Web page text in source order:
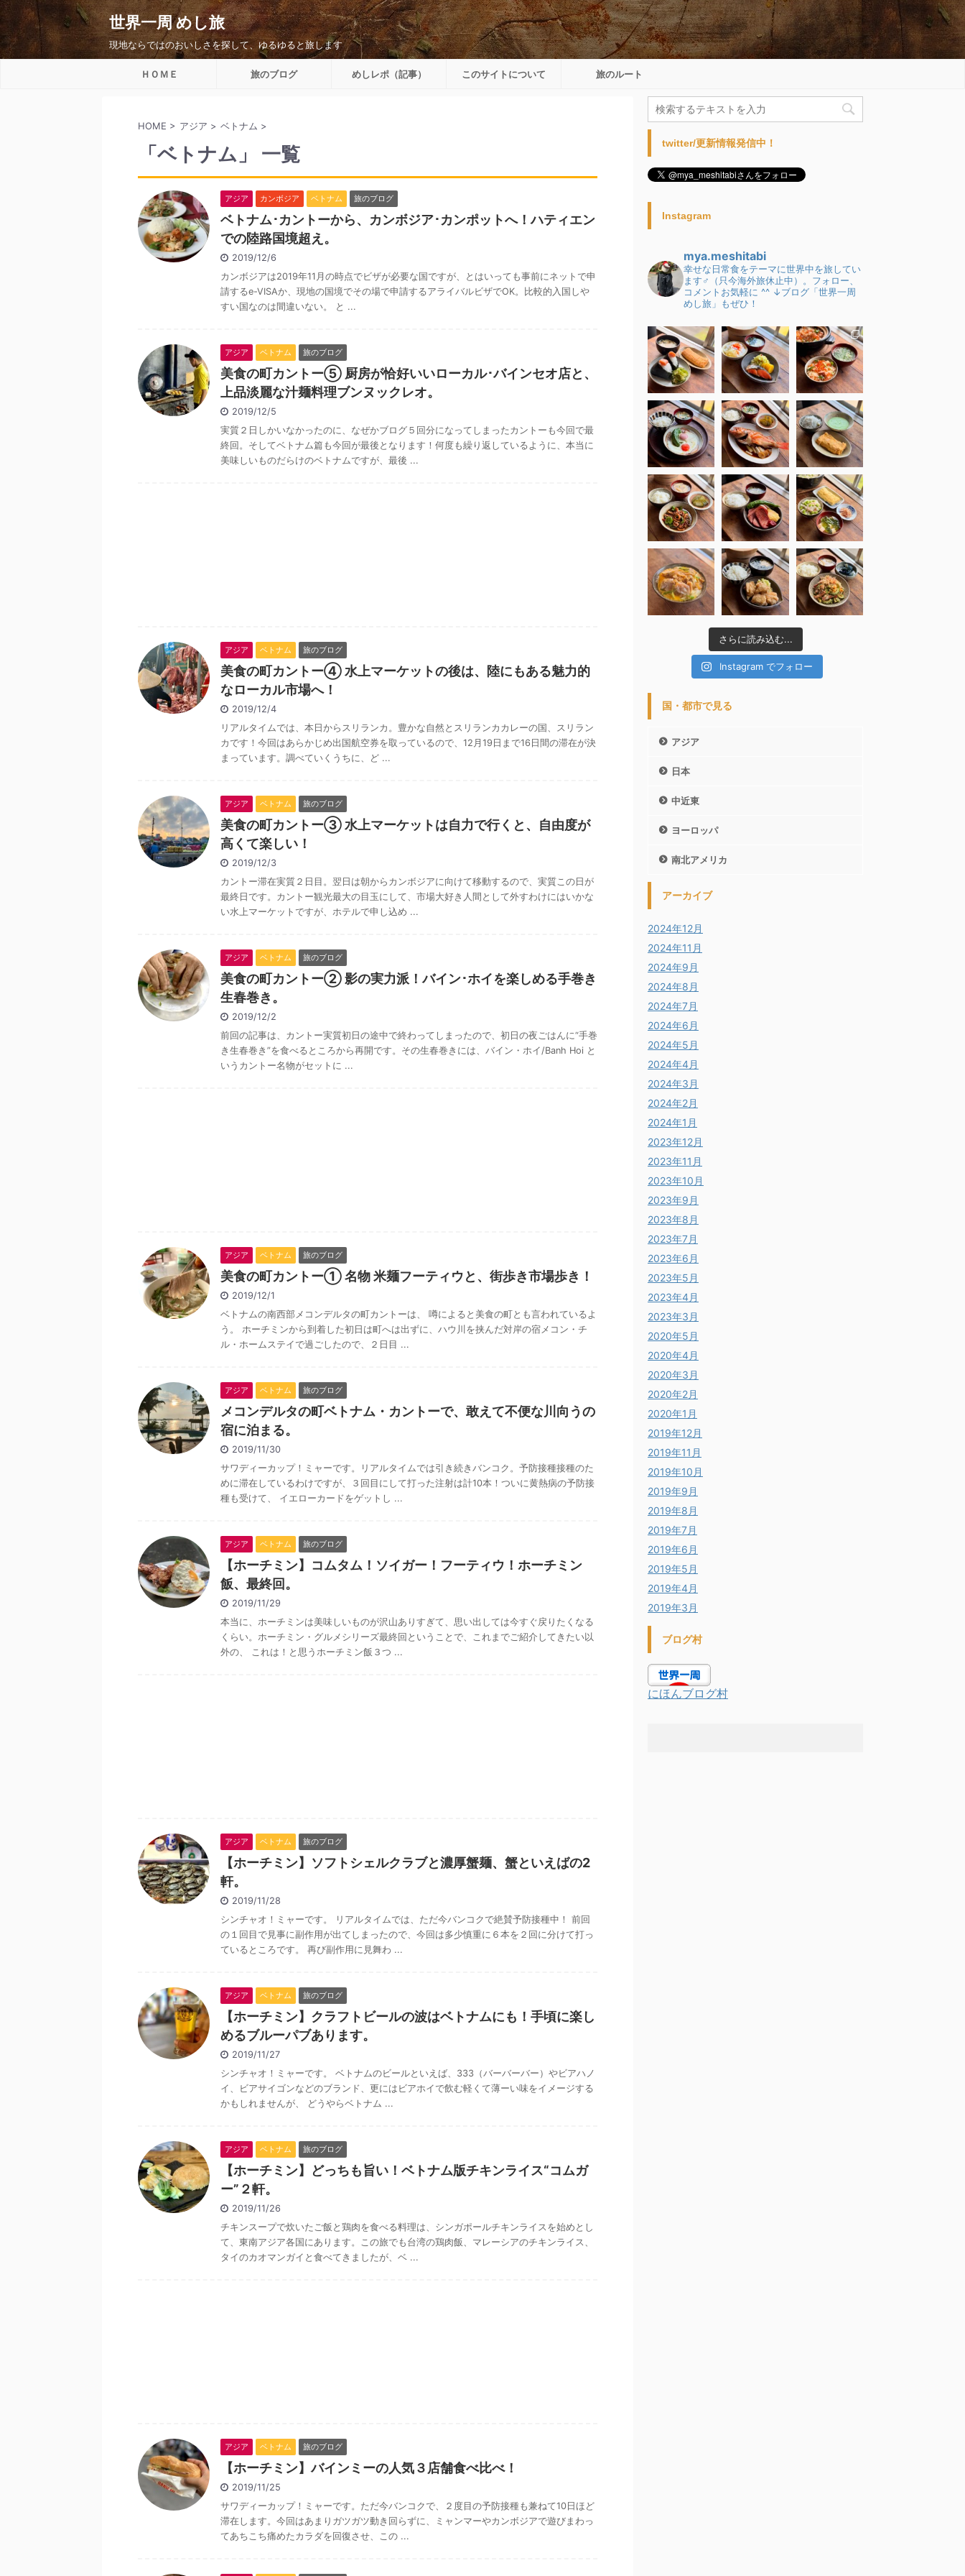
世界一周 めし旅
現地ならではのおいしさを探して、ゆるゆると旅します
ＨＯＭＥ 旅のブログ めしレポ（記事） このサイトについて 旅のルート
HOME > アジア > ベトナム >
「ベトナム」 一覧
アジア カンボジア ベトナム 旅のブログ
ベトナム･カントーから、カンボジア･カンポットへ！ハティエン
での陸路国境超え。
2019/12/6
カンボジアは2019年11月の時点でビザが必要な国ですが、とはいっても事前にネットで申
請するe-VISAか、現地の国境でその場で申請するアライバルビザでOK。比較的入国しや
すい国なのは間違いない。 と ...
アジア ベトナム 旅のブログ
美食の町カントー⑤ 厨房が恰好いいローカル･バインセオ店と、
上品淡麗な汁麺料理ブンヌックレオ。
2019/12/5
実質２日しかいなかったのに、なぜかブログ５回分になってしまったカントーも今回で最
終回。そしてベトナム篇も今回が最後となります！何度も繰り返しているように、本当に
美味しいものだらけのベトナムですが、最後 ...
アジア ベトナム 旅のブログ
美食の町カントー④ 水上マーケットの後は、陸にもある魅力的
なローカル市場へ！
2019/12/4
リアルタイムでは、本日からスリランカ。豊かな自然とスリランカカレーの国、スリラン
カです！今回はあらかじめ出国航空券を取っているので、12月19日まで16日間の滞在が決
まっています。調べていくうちに、ど ...
アジア ベトナム 旅のブログ
美食の町カントー③ 水上マーケットは自力で行くと、自由度が
高くて楽しい！
2019/12/3
カントー滞在実質２日目。翌日は朝からカンボジアに向けて移動するので、実質この日が
最終日です。カントー観光最大の目玉にして、市場大好き人間として外すわけにはいかな
い水上マーケットですが、ホテルで申し込め ...
アジア ベトナム 旅のブログ
美食の町カントー② 影の実力派！バイン･ホイを楽しめる手巻き
生春巻き。
2019/12/2
前回の記事は、カントー実質初日の途中で終わってしまったので、初日の夜ごはんに“手巻
き生春巻き”を食べるところから再開です。その生春巻きには、バイン・ホイ/Banh Hoi と
いうカントー名物がセットに ...
アジア ベトナム 旅のブログ
美食の町カントー① 名物 米麺フーティウと、街歩き市場歩き！
2019/12/1
ベトナムの南西部メコンデルタの町カントーは、 噂によると美食の町とも言われているよ
う。 ホーチミンから到着した初日は町へは出ずに、ハウ川を挟んだ対岸の宿メコン・チ
ル・ホームステイで過ごしたので、２日目 ...
アジア ベトナム 旅のブログ
メコンデルタの町ベトナム・カントーで、敢えて不便な川向うの
宿に泊まる。
2019/11/30
サワディーカップ！ミャーです。リアルタイムでは引き続きバンコク。予防接種接種のた
めに滞在しているわけですが、３回目にして打った注射は計10本！ついに黄熱病の予防接
種も受けて、 イエローカードをゲットし ...
アジア ベトナム 旅のブログ
【ホーチミン】コムタム！ソイガー！フーティウ！ホーチミン
飯、最終回。
2019/11/29
本当に、ホーチミンは美味しいものが沢山ありすぎて、思い出しては今すぐ戻りたくなる
くらい。ホーチミン・グルメシリーズ最終回ということで、これまでご紹介してきたい以
外の、 これは！と思うホーチミン飯３つ ...
アジア ベトナム 旅のブログ
【ホーチミン】ソフトシェルクラブと濃厚蟹麺、蟹といえばの2
軒。
2019/11/28
シンチャオ！ミャーです。 リアルタイムでは、ただ今バンコクで絶賛予防接種中！ 前回
の１回目で見事に副作用が出てしまったので、今回は多少慎重に６本を２回に分けて打っ
ているところです。 再び副作用に見舞わ ...
アジア ベトナム 旅のブログ
【ホーチミン】クラフトビールの波はベトナムにも！手頃に楽し
めるブルーパブあります。
2019/11/27
シンチャオ！ミャーです。 ベトナムのビールといえば、333（バーバーバー）やビアハノ
イ、ビアサイゴンなどのブランド、更にはビアホイで飲む軽くて薄ーい味をイメージする
かもしれませんが、 どうやらベトナム ...
アジア ベトナム 旅のブログ
【ホーチミン】どっちも旨い！ベトナム版チキンライス“コムガ
ー”２軒。
2019/11/26
チキンスープで炊いたご飯と鶏肉を食べる料理は、シンガポールチキンライスを始めとし
て、東南アジア各国にあります。この旅でも台湾の鶏肉飯、マレーシアのチキンライス、
タイのカオマンガイと食べてきましたが、ベ ...
アジア ベトナム 旅のブログ
【ホーチミン】バインミーの人気３店舗食べ比べ！
2019/11/25
サワディーカップ！ミャーです。ただ今バンコクで、２度目の予防接種も兼ねて10日ほど
滞在します。今回はあまりガツガツ動き回らずに、ミャンマーやカンボジアで遊びまわっ
てあちこち痛めたカラダを回復させ、この ...
twitter/更新情報発信中！
Instagram
mya.meshitabi
幸せな日常食をテーマに世界中を旅してい
ます♂（只今海外旅休止中）。フォロー、
コメントお気軽に ^^ ↓ブログ「世界一周
めし旅」もぜひ！
さらに読み込む...
Instagram でフォロー
国・都市で見る
アジア
日本
中近東
ヨーロッパ
南北アメリカ
アーカイブ
2024年12月
2024年11月
2024年9月
2024年8月
2024年7月
2024年6月
2024年5月
2024年4月
2024年3月
2024年2月
2024年1月
2023年12月
2023年11月
2023年10月
2023年9月
2023年8月
2023年7月
2023年6月
2023年5月
2023年4月
2023年3月
2020年5月
2020年4月
2020年3月
2020年2月
2020年1月
2019年12月
2019年11月
2019年10月
2019年9月
2019年8月
2019年7月
2019年6月
2019年5月
2019年4月
2019年3月
ブログ村
にほんブログ村